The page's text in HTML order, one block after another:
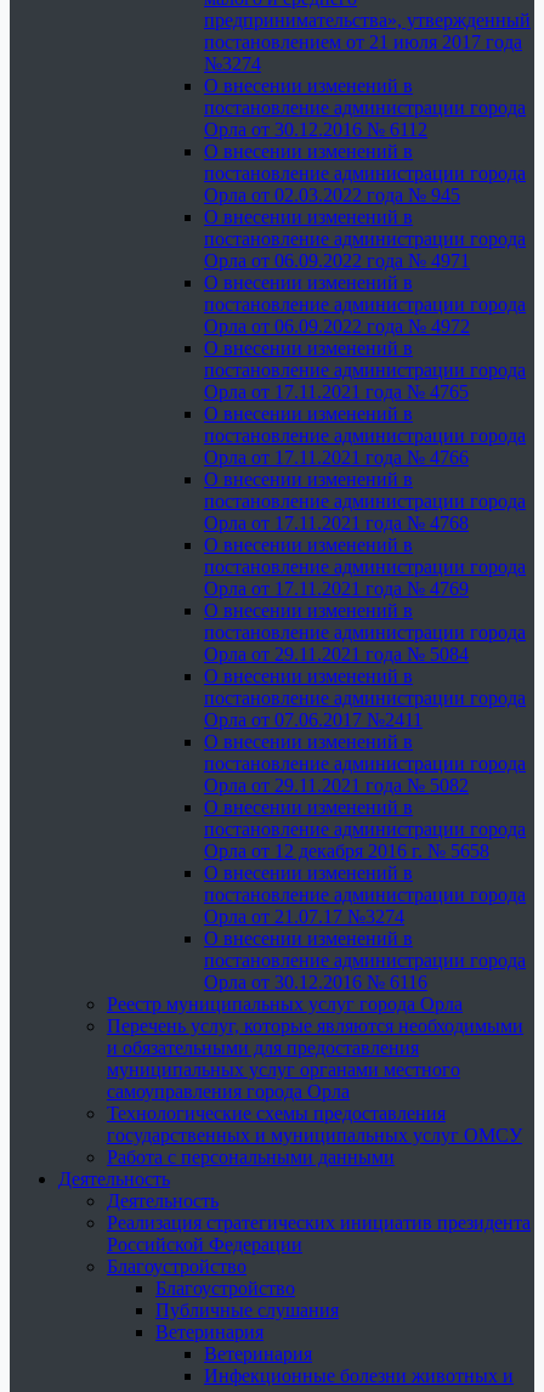
предпринимательства», утвержденный
постановлением от 21 июля 2017 года
№3274
О внесении изменений в
постановление администрации города
Орла от 30.12.2016 № 6112
О внесении изменений в
постановление администрации города
Орла от 02.03.2022 года № 945
О внесении изменений в
постановление администрации города
Орла от 06.09.2022 года № 4971
О внесении изменений в
постановление администрации города
Орла от 06.09.2022 года № 4972
О внесении изменений в
постановление администрации города
Орла от 17.11.2021 года № 4765
О внесении изменений в
постановление администрации города
Орла от 17.11.2021 года № 4766
О внесении изменений в
постановление администрации города
Орла от 17.11.2021 года № 4768
О внесении изменений в
постановление администрации города
Орла от 17.11.2021 года № 4769
О внесении изменений в
постановление администрации города
Орла от 29.11.2021 года № 5084
О внесении изменений в
постановление администрации города
Орла от 07.06.2017 №2411
О внесении изменений в
постановление администрации города
Орла от 29.11.2021 года № 5082
О внесении изменений в
постановление администрации города
Орла от 12 декабря 2016 г. № 5658
О внесении изменений в
постановление администрации города
Орла от 21.07.17 №3274
О внесении изменений в
постановление администрации города
Орла от 30.12.2016 № 6116
Реестр муниципальных услуг города Орла
Перечень услуг, которые являются необходимыми
и обязательными для предоставления
муниципальных услуг органами местного
самоуправления города Орла
Технологические схемы предоставления
государственных и муниципальных услуг ОМСУ
Работа с персональными данными
Деятельность
Деятельность
Реализация стратегических инициатив президента
Российской Федерации
Благоустройство
Благоустройство
Публичные слушания
Ветеринария
Ветеринария
Инфекционные болезни животных и